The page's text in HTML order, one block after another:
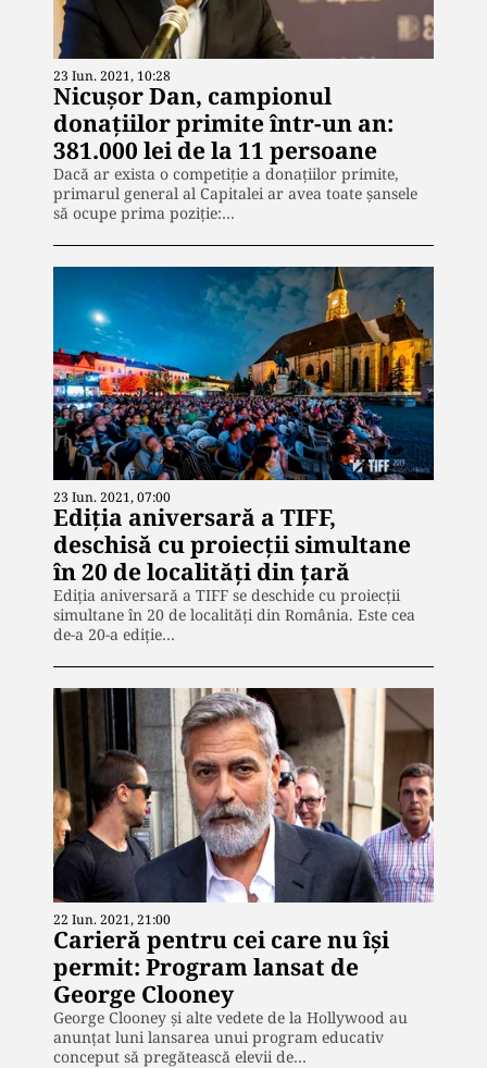
23 Iun. 2021, 10:28
Nicușor Dan, campionul
donațiilor primite într-un an:
381.000 lei de la 11 persoane
Dacă ar exista o competiție a donațiilor primite,
primarul general al Capitalei ar avea toate șansele
să ocupe prima poziție:…
23 Iun. 2021, 07:00
Ediţia aniversară a TIFF,
deschisă cu proiecţii simultane
în 20 de localităţi din ţară
Ediţia aniversară a TIFF se deschide cu proiecţii
simultane în 20 de localităţi din România. Este cea
de-a 20-a ediţie…
22 Iun. 2021, 21:00
Carieră pentru cei care nu își
permit: Program lansat de
George Clooney
George Clooney şi alte vedete de la Hollywood au
anunţat luni lansarea unui program educativ
conceput să pregătească elevii de…